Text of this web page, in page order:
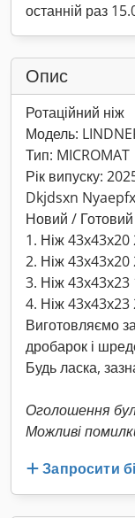
останній раз
Опис
Ротаційний ніж
Модель:
Тип: MICROMAT
Рік випуску:
Dkjdsxn
Новий / Готовий
1. Ніж 43x43x20
2. Ніж 43x43x20
3. Ніж 43x43x23
4. Ніж 43x43x23
Виготовляємо
дробарок і
Будь ласка,
Оголошення
Можливі
Запросити